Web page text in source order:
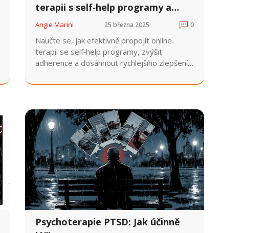
terapii s self‑help programy a
získat z ní maximum
Angie Marini 25 března 2025 0
Naučte se, jak efektivně propojit online
terapii se self‑help programy, zvýšit
adherence a dosáhnout rychlejšího zlepšení
Psychoterapie PTSD: Jak účinně